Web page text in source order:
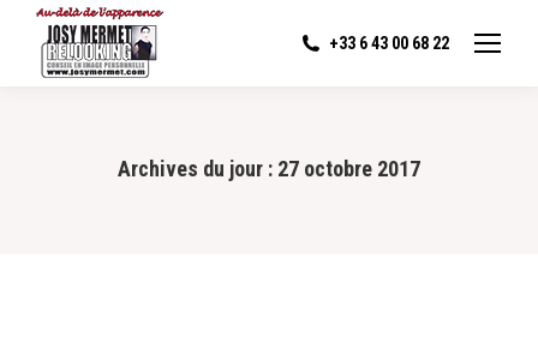
+33 6 43 00 68 22
Archives du jour : 27 octobre 2017